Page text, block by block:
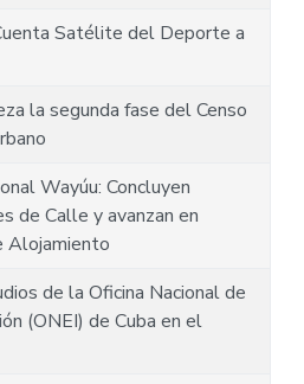
Satélite del Deporte a
la segunda fase del Censo
Wayúu: Concluyen
de Calle y avanzan en
Alojamiento
de la Oficina Nacional de
(ONEI) de Cuba en el